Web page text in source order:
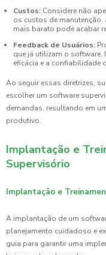
Custos: Considere não
os custos de
mais barato pode acabar
Feedback de Usuários:
que já utilizam o
eficácia e a confiabilidade
Ao seguir essas diretrizes,
escolher um software
demandas, resultando em
produtivo.
Implantação e
Supervisório
Implantação e
A implantação de um
planejamento cuidadoso e
guia para garantir uma